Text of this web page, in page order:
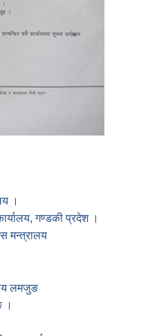
।
गण्डकी प्रदेश ।
मन्त्रालय
लमजुङ
।